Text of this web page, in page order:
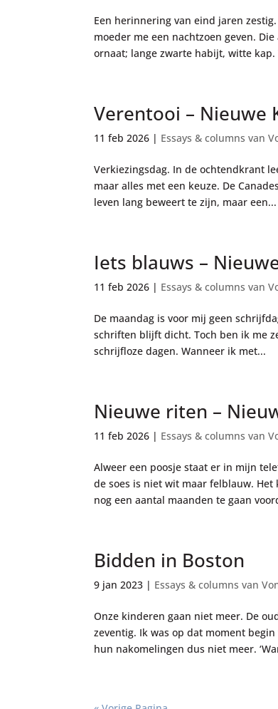
Een herinnering van eind jaren
moeder me een nachtzoen geven.
ornaat; lange zwarte habijt, witte kap.
Verentooi – Nieuwe
11 feb 2026 | Essays & columns van
Verkiezingsdag. In de ochtendkrant
maar alles met een keuze. De
leven lang beweert te zijn, maar een...
Iets blauws –
11 feb 2026 | Essays & columns van
De maandag is voor mij geen
schriften blijft dicht. Toch ben ik me
schrijfloze dagen. Wanneer ik met...
Nieuwe riten –
11 feb 2026 | Essays & columns van
Alweer een poosje staat er in mijn
de soes is niet wit maar felblauw.
nog een aantal maanden te gaan
Bidden in Boston
9 jan 2023 | Essays & columns van
Onze kinderen gaan niet meer. De
zeventig. Ik was op dat moment
hun nakomelingen dus niet meer.